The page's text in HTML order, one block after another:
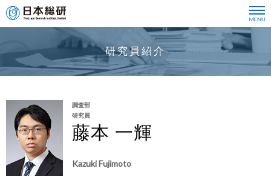
研究員紹介
調査部
研究員
藤本 一輝
Kazuki Fujimoto